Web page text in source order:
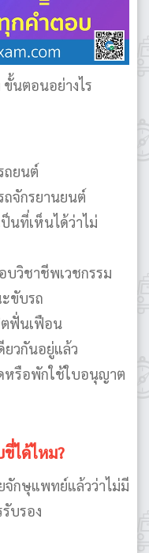
นตอนอย่างไร
ถยนต์
จักรยานยนต์
นที่เห็นได้ว่าไม่
บวิชาชีพเวชกรรม
ขับรถ
ตฟั่นเฟือน
วกันอยู่แล้ว
หรือพักใช้ใบอนุญาต
ได้ไหม?
จักษุแพทย์แล้วว่าไม่มี
บรอง